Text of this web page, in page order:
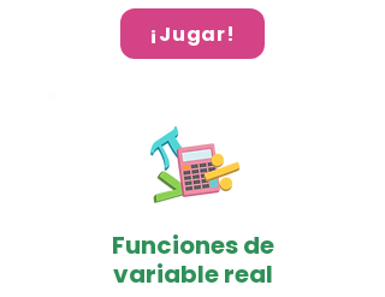
¡Jugar!
Funciones de
variable real